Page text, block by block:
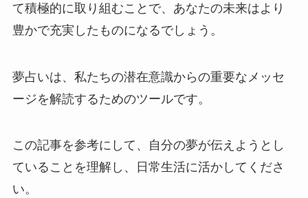
て積極的に取り組むことで、あなたの未来はより
豊かで充実したものになるでしょう。
夢占いは、私たちの潜在意識からの重要なメッセ
ージを解読するためのツールです。
この記事を参考にして、自分の夢が伝えようとし
ていることを理解し、日常生活に活かしてくださ
い。